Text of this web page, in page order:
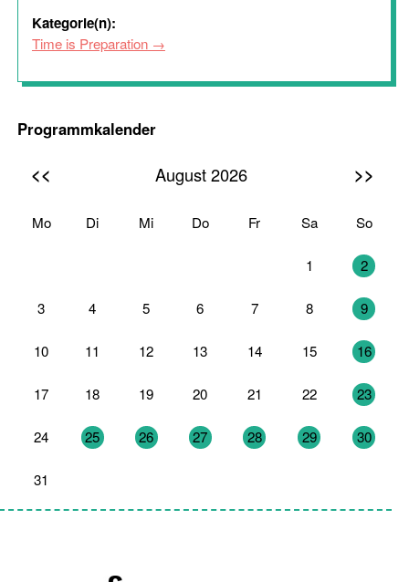
Kategorie(n):
Time is Preparation
Programmkalender
<< August 2026 >>
Mo Di Mi Do Fr Sa So
1 2
3 4 5 6 7 8 9
10 11 12 13 14 15 16
17 18 19 20 21 22 23
24 25 26 27 28 29 30
31